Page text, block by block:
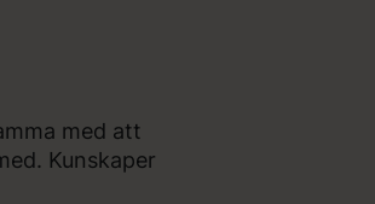
med att
Kunskaper